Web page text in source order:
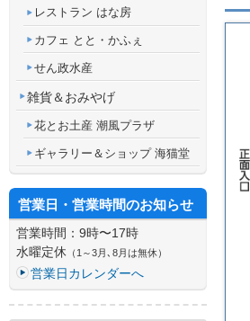
レストラン はな房
カフェ とと・かふぇ
せん政水産
雑貨＆おみやげ
花とお土産 潮風プラザ
ギャラリー＆ショップ 海猫堂
営業日・営業時間のお知らせ
営業時間：9時〜17時
水曜定休 （1～3月､8月は無休）
営業日カレンダーへ